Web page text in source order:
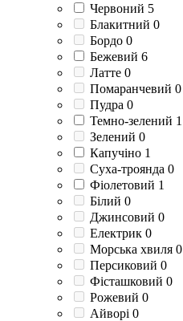
Червоний 5
Блакитний 0
Бордо 0
Бежевий 6
Латте 0
Помаранчевий 0
Пудра 0
Темно-зелений 1
Зелений 0
Капучіно 1
Суха-троянда 0
Фіолетовий 1
Білий 0
Джинсовий 0
Електрик 0
Морська хвиля 0
Персиковий 0
Фісташковий 0
Рожевий 0
Айворі 0